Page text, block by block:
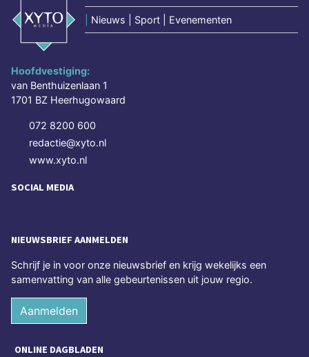
Nieuws | Sport | Evenementen
Hoofdvestiging:
van Benthuizenlaan 1
1701 BZ Heerhugowaard
072 8200 600
redactie@xyto.nl
www.xyto.nl
SOCIAL MEDIA
NIEUWSBRIEF AANMELDEN
Schrijf je in voor onze nieuwsbrief en krijg wekelijks een
samenvatting van alle gebeurtenissen uit jouw regio.
Aanmelden
ONLINE DAGBLADEN